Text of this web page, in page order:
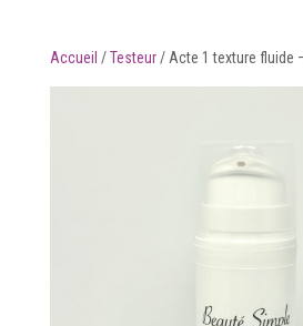
Accueil /Testeur/ Acte 1 texture fluide